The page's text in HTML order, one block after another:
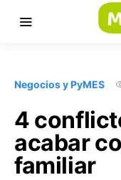
Negocios y PyMES
4
acabar
familiar